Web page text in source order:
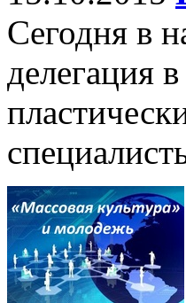
Сегодня в
делегация